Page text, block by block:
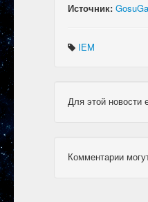
Источник:
IEM
Для этой
Комментарии